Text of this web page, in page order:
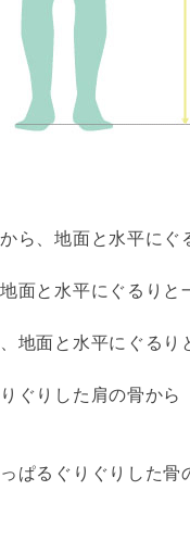
ら、地面と水平にぐ
面と水平にぐるりと
地面と水平にぐるり
ぐりした肩の骨から
ぱるぐりぐりした骨